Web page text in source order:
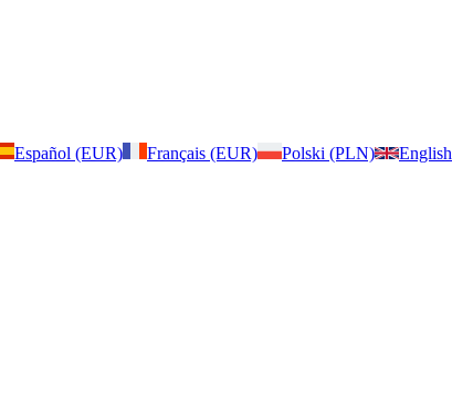
Español (EUR) Français (EUR) Polski (PLN)